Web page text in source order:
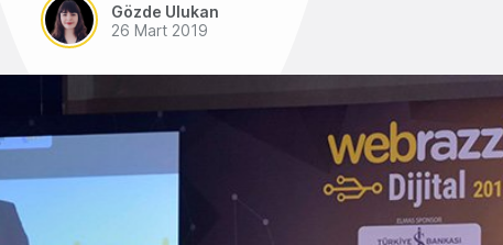
Gözde Ulukan
26 Mart 2019